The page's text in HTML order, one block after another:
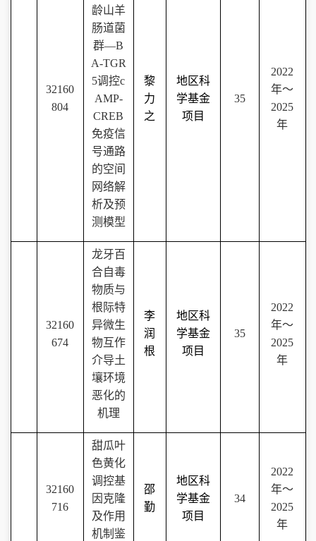
32160
804
龄山羊
肠道菌
群—B
A-TGR
5调控c
AMP-
CREB
免疫信
号通路
的空间
网络解
析及预
测模型
黎
力
之
地区科
学基金
项目
35
2022
年～
2025
年
32160
674
龙牙百
合自毒
物质与
根际特
异微生
物互作
介导土
壤环境
恶化的
机理
李
润
根
地区科
学基金
项目
35
2022
年～
2025
年
32160
716
甜瓜叶
色黄化
调控基
因克隆
及作用
机制鉴
邵
勤
地区科
学基金
项目
34
2022
年～
2025
年